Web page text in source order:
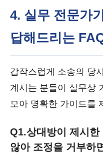
4. 실무 전문가
답해드리는
갑작스럽게 소송의 당
계시는 분들이 실무상
모아 명확한 가이드를
Q1.상대방이 제시한
않아 조정을 거부하